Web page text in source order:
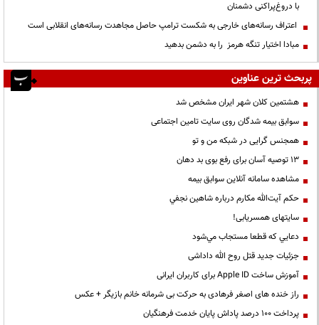
با دروغ‌پراکنی دشمنان
اعتراف رسانه‌های خارجی به شکست ترامپ حاصل مجاهدت رسانه‌های انقلابی است
مبادا اختیار تنگه هرمز را به دشمن بدهید
پربحث ترین عناوین
هشتمین کلان شهر ایران مشخص شد
سوابق بیمه شدگان روی سایت تامین اجتماعی
همجنس گرایی در شبکه من و تو
13 توصیه آسان برای رفع بوی بد دهان
مشاهده سامانه آنلاين سوابق بیمه
حكم آيت‌الله مكارم درباره شاهين نجفي
سایتهای همسریابی!
دعايي كه قطعا مستجاب مي‌شود
جزئیات جدید قتل روح الله داداشی
آموزش ساخت Apple ID برای کاربران ایرانی
راز خنده های اصغر فرهادی به حرکت بی شرمانه خانم بازیگر + عکس
پرداخت ۱۰۰ درصد پاداش پایان خدمت فرهنگیان